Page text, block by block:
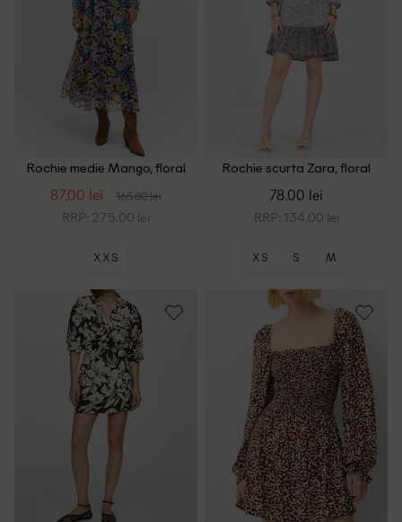
Rochie medie Mango, floral
87.00 lei 165.00 lei
RRP: 275.00 lei
XXS
Rochie scurta Zara, floral
78.00 lei
RRP: 134.00 lei
XS S M